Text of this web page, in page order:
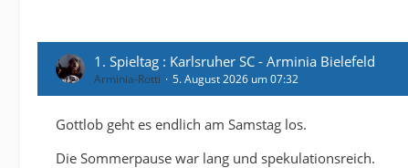
1. Spieltag : Karlsruher SC - Arminia Bielefeld
Arminia-Rotti 5. August 2026 um 07:32
Gottlob geht es endlich am Samstag los.
Die Sommerpause war lang und spekulationsreich.